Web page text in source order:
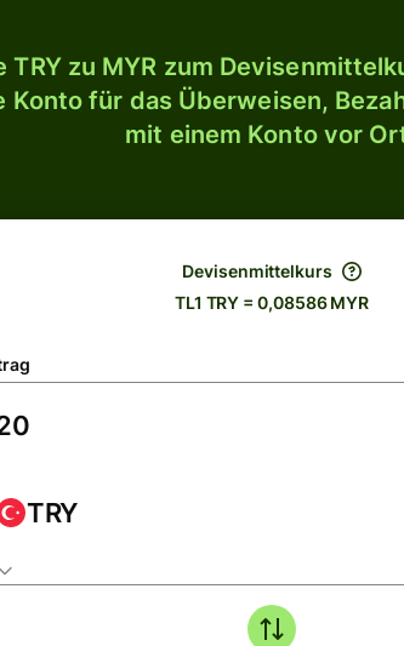
TRY zu MYR zum
Konto für das Überweisen,
mit einem Konto vor
Devisenmittelkurs
TL1 TRY = 0,08586 MYR
TRY